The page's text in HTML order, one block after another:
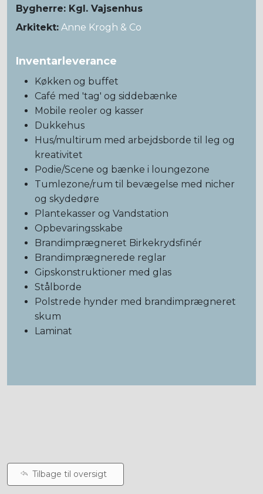
Bygherre: Kgl. Vajsenhus
Arkitekt: Anne Krogh & Co
Inventarleverance
Køkken og buffet
Café med 'tag' og siddebænke
Mobile reoler og kasser
Dukkehus
Hus/multirum med arbejdsborde til leg og
kreativitet
Podie/Scene og bænke i loungezone
Tumlezone/rum til bevægelse med nicher
og skydedøre
Plantekasser og Vandstation
Opbevaringsskabe
Brandimprægneret Birkekrydsfinér
Brandimprægnerede reglar
Gipskonstruktioner med glas
Stålborde
Polstrede hynder med brandimprægneret
skum
Laminat
Tilbage til oversigt